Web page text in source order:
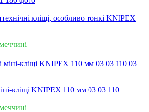
кліщі, особливо тонкі KNIPEX
кліщі KNIPEX 110 мм 03 03 110